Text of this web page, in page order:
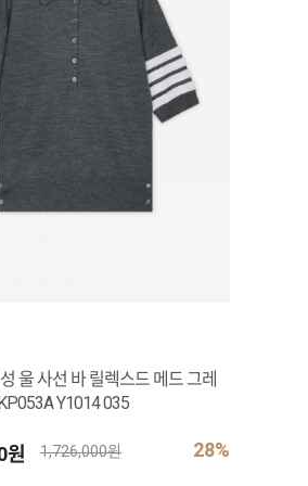
울 사선 바 릴렉스드 메드 그레
Y1014 035
원 28%
1,726,000원